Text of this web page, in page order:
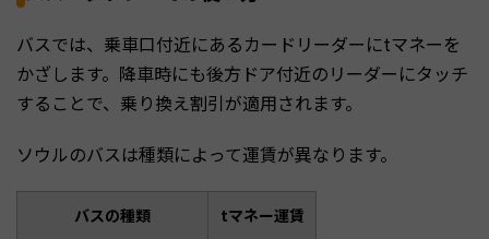
バスでは、乗車口付近にあるカードリーダーにtマネーを
かざします。降車時にも後方ドア付近のリーダーにタッチ
することで、乗り換え割引が適用されます。
ソウルのバスは種類によって運賃が異なります。
バスの種類 tマネー運賃